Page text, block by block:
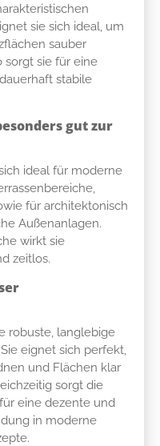
sie sich ideal, um
sauber
sorgt sie für eine
stabile
gut zur
ideal für moderne
für architektonisch
Außenanlagen.
wirkt sie
zeitlos.
robuste, langlebige
eignet sich perfekt,
und Flächen klar
sorgt die
eine dezente und
in moderne